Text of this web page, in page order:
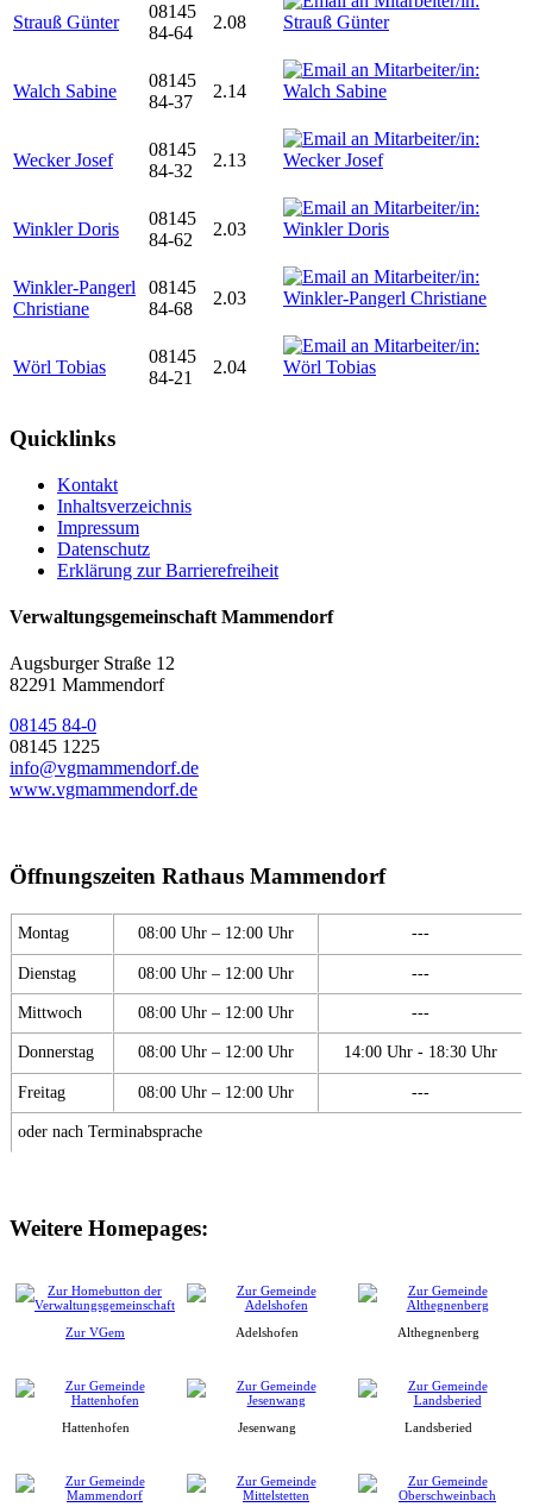
Strauß Günter
08145
84-64
2.08
Walch Sabine
08145
84-37
2.14
Wecker Josef
08145
84-32
2.13
Winkler Doris
08145
84-62
2.03
Winkler-Pangerl
Christiane
08145
84-68
2.03
Wörl Tobias
08145
84-21
2.04
Quicklinks
Kontakt
Inhaltsverzeichnis
Impressum
Datenschutz
Erklärung zur Barrierefreiheit
Verwaltungsgemeinschaft Mammendorf
Augsburger Straße 12
82291 Mammendorf
08145 84-0
08145 1225
info@vgmammendorf.de
www.vgmammendorf.de
Öffnungszeiten Rathaus Mammendorf
Montag 08:00 Uhr – 12:00 Uhr ---
Dienstag 08:00 Uhr – 12:00 Uhr ---
Mittwoch 08:00 Uhr – 12:00 Uhr ---
Donnerstag 08:00 Uhr – 12:00 Uhr 14:00 Uhr - 18:30 Uhr
Freitag 08:00 Uhr – 12:00 Uhr ---
oder nach Terminabsprache
Weitere Homepages:
Zur VGem Adelshofen Althegnenberg
Hattenhofen Jesenwang Landsberied